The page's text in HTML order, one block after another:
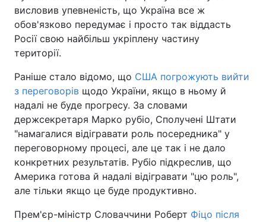
висловив упевненість, що Україна все ж
обов'язково передумає і просто так віддасть
Росії свою найбільш укріплену частину
території.
Раніше стало відомо, що США погрожують вийти
з переговорів щодо України, якщо в ньому й
надалі не буде прогресу. За словами
держсекретаря Марко рубіо, Сполучені Штати
"намагалися відігравати роль посередника" у
переговорному процесі, але це так і не дало
конкретних результатів. Рубіо підкреслив, що
Америка готова й надалі відігравати "цю роль",
але тільки якщо це буде продуктивно.
Прем'єр-міністр Словаччини Роберт Фіцо після